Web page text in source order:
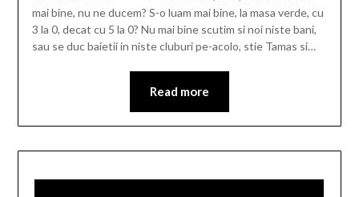
mai bine, nu ne ducem? S-o luam mai bine, la masa verde, cu
3 la 0, decat cu 5 la 0? Nu mai bine scutim si noi niste bani,
sau se duc baietii in niste cluburi pe-acolo, stie Tamas si…
Read more